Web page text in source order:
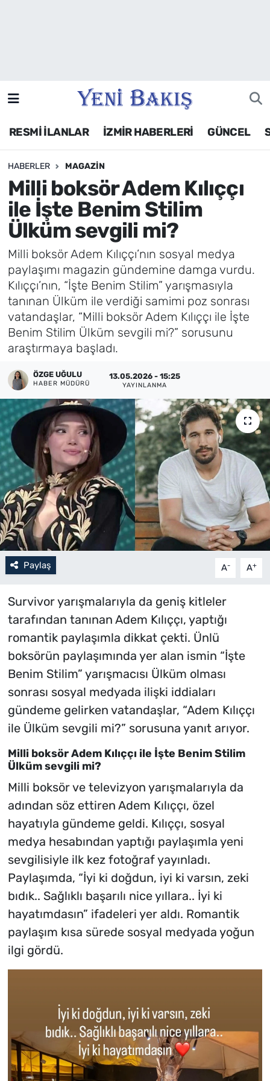
RESMİ İLANLAR İZMİR HABERLERİ GÜNCEL
HABERLER MAGAZIN
Milli boksör Adem Kılıççı
ile İşte Benim Stilim
Ülküm sevgili mi?
Milli boksör Adem Kılıççı’nın sosyal medya
paylaşımı magazin gündemine damga vurdu.
Kılıççı’nın, “İşte Benim Stilim” yarışmasıyla
tanınan Ülküm ile verdiği samimi poz sonrası
vatandaşlar, “Milli boksör Adem Kılıççı ile İşte
Benim Stilim Ülküm sevgili mi?” sorusunu
araştırmaya başladı.
ÖZGE UĞULU
HABER MÜDÜRÜ
13.05.2026 - 15:25
YAYINLANMA
Paylaş A- A+
Survivor yarışmalarıyla da geniş kitleler
tarafından tanınan Adem Kılıççı, yaptığı
romantik paylaşımla dikkat çekti. Ünlü
boksörün paylaşımında yer alan ismin “İşte
Benim Stilim” yarışmacısı Ülküm olması
sonrası sosyal medyada ilişki iddiaları
gündeme gelirken vatandaşlar, “Adem Kılıççı
ile Ülküm sevgili mi?” sorusuna yanıt arıyor.
Milli boksör Adem Kılıççı ile İşte Benim Stilim
Ülküm sevgili mi?
Milli boksör ve televizyon yarışmalarıyla da
adından söz ettiren Adem Kılıççı, özel
hayatıyla gündeme geldi. Kılıççı, sosyal
medya hesabından yaptığı paylaşımla yeni
sevgilisiyle ilk kez fotoğraf yayınladı.
Paylaşımda, “İyi ki doğdun, iyi ki varsın, zeki
bıdık.. Sağlıklı başarılı nice yıllara.. İyi ki
hayatımdasın” ifadeleri yer aldı. Romantik
paylaşım kısa sürede sosyal medyada yoğun
ilgi gördü.
Siyaset
Asayiş / Polis-Adliye
Spor
Magazin
Foto Galeri
Künye
İletişim